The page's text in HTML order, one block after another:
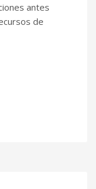
antes
de